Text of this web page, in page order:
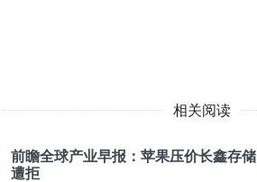
相关阅读
前瞻全球产业早报：苹果压价长鑫存储
遭拒